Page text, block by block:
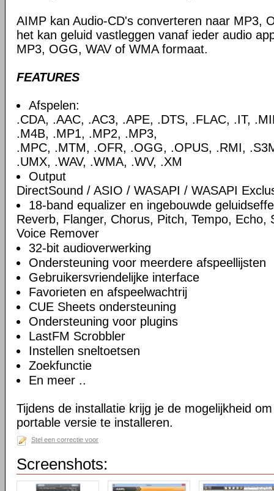
AIMP kan Audio-CD's converteren naar MP3,
het kan geluid vastleggen vanaf ieder audio
MP3, OGG, WAV of WMA formaat.
FEATURES
Afspelen:
.CDA, .AAC, .AC3, .APE, .DTS, .FLAC, .IT,
.M4B, .MP1, .MP2, .MP3,
.MPC, .MTM, .OFR, .OGG, .OPUS, .RMI,
.UMX, .WAV, .WMA, .WV, .XM
Output
DirectSound / ASIO / WASAPI / WASAPI
18-band equalizer en ingebouwde
Reverb, Flanger, Chorus, Pitch, Tempo, Echo,
Voice Remover
32-bit audioverwerking
Ondersteuning voor meerdere afspeellijsten
Gebruikersvriendelijke interface
Favorieten en afspeelwachtrij
CUE Sheets ondersteuning
Ondersteuning voor plugins
LastFM Scrobbler
Instellen sneltoetsen
Zoekfunctie
En meer ..
Tijdens de installatie krijg je de mogelijkheid
portable versie te installeren.
Stel een correctie voor
Screenshots: